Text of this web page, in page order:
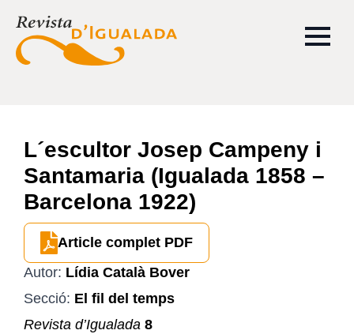
L´escultor Josep Campeny i
Santamaria (Igualada 1858 –
Barcelona 1922)
Article complet PDF
Autor: Lídia Català Bover
Secció: El fil del temps
Revista d’Igualada 8